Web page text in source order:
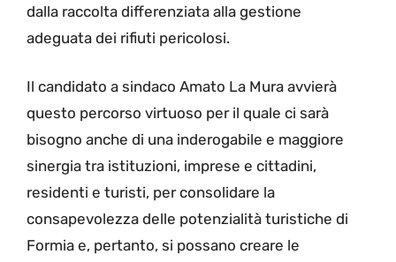
dalla raccolta differenziata alla gestione
adeguata dei rifiuti pericolosi.
Il candidato a sindaco Amato La Mura avvierà
questo percorso virtuoso per il quale ci sarà
bisogno anche di una inderogabile e maggiore
sinergia tra istituzioni, imprese e cittadini,
residenti e turisti, per consolidare la
consapevolezza delle potenzialità turistiche di
Formia e, pertanto, si possano creare le